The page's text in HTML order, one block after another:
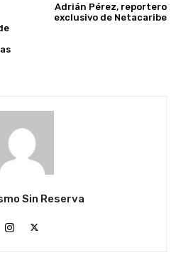
Adrián Pérez, reportero
exclusivo de Netacaribe
Sin Reserva